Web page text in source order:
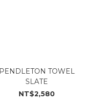
PENDLETON TOWEL
SLATE
NT$2,580